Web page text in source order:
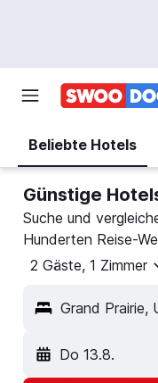
Beliebte Hotels
Günstige
Suche und
Hunderten Reise-
2 Gäste, 1 Zimmer
Grand Prairie,
Do 13.8.